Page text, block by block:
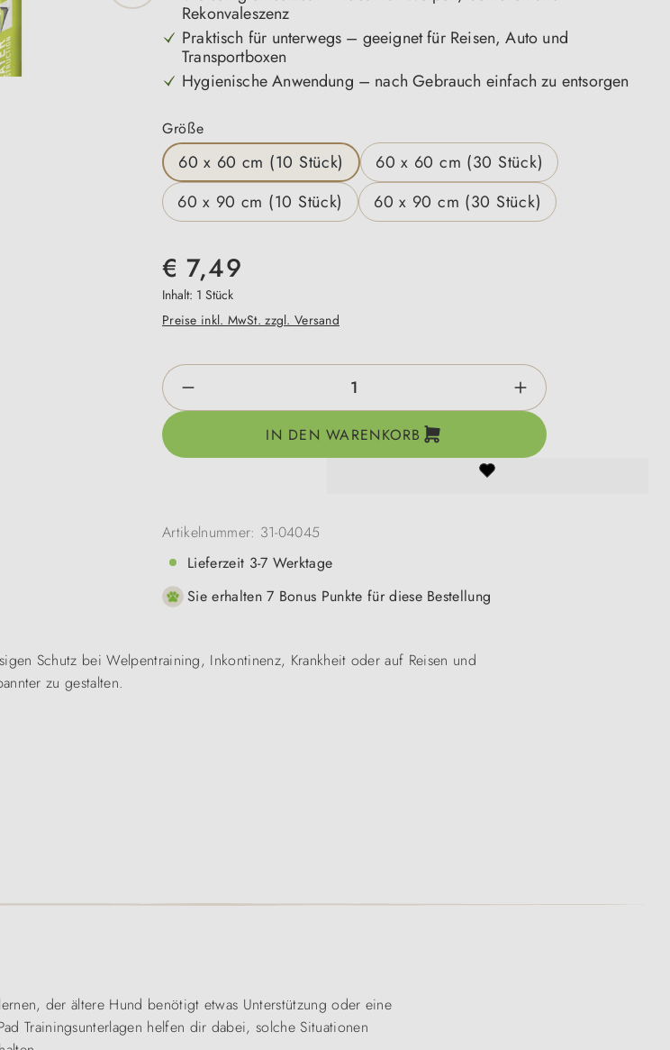
Rekonvaleszenz
Praktisch für unterwegs – geeignet für Reisen, Auto und
Transportboxen
Hygienische Anwendung – nach Gebrauch einfach zu entsorgen
Größeauswählen
60 x 60 cm (10 Stück)
60 x 60 cm (30 Stück)
60 x 90 cm (10 Stück)
60 x 90 cm (30 Stück)
€ 7,49
Inhalt: 1 Stück
Preise inkl. MwSt. zzgl. Versand
Produkt Anzahl: Gib den gewünschten Wert ein oder
IN DEN WARENKORB
Artikelnummer: 31-04045
Lieferzeit 3-7 Werktage
Sie erhalten 7 Bonus Punkte für diese Bestellung
Schutz bei Welpentraining, Inkontinenz, Krankheit oder auf Reisen und
zu gestalten.
der ältere Hund benötigt etwas Unterstützung oder eine
Trainingsunterlagen helfen dir dabei, solche Situationen